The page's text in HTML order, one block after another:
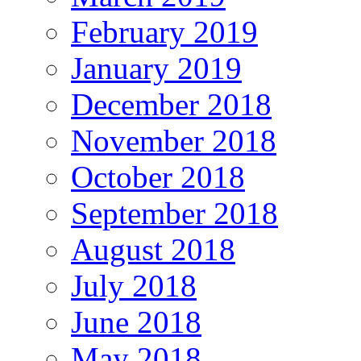
February 2019
January 2019
December 2018
November 2018
October 2018
September 2018
August 2018
July 2018
June 2018